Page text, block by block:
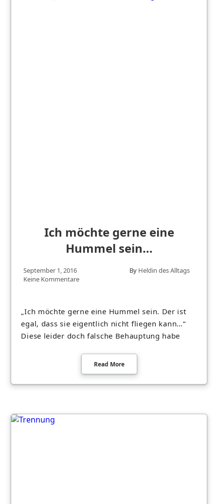
Ich möchte gerne eine
Hummel sein…
September 1, 2016 By Heldin des Alltags
Keine Kommentare
„Ich möchte gerne eine Hummel sein. Der ist
egal, dass sie eigentlich nicht fliegen kann…“
Diese leider doch falsche Behauptung habe
Read More